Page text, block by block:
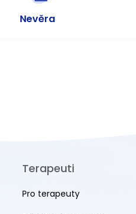
Nevěra
Terapeuti
Pro terapeuty